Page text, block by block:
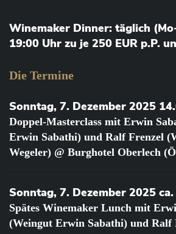
Winemaker Dinner: täglich
19:00 Uhr zu je 250 EUR p.P.
Die Termine
Sonntag, 7. Dezember 2025
Doppel-Masterclass mit Erwin
Erwin Sabathi) und Ralf Frenzel
Wegeler) @ Burghotel Oberlech
Sonntag, 7. Dezember 2025
Spätes Winemaker Lunch mit
(Weingut Erwin Sabathi) und Ralf